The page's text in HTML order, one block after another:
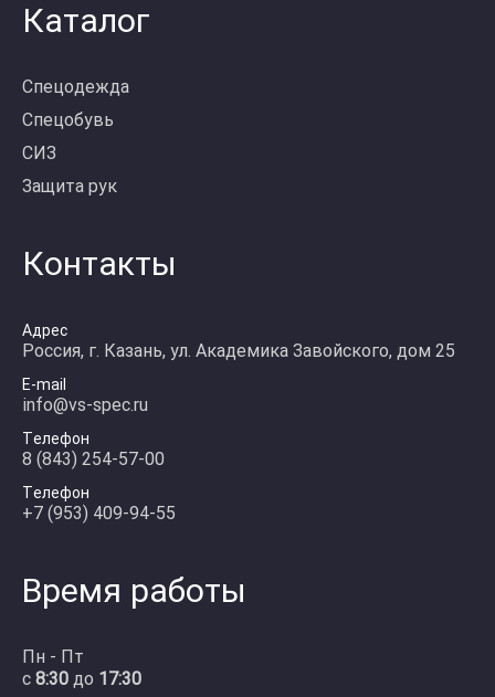
Каталог
Спецодежда
Спецобувь
СИЗ
Защита рук
Контакты
Адрес
Россия, г. Казань, ул. Академика Завойского, дом 25
E-mail
info@vs-spec.ru
Телефон
8 (843) 254-57-00
Телефон
+7 (953) 409-94-55
Время работы
Пн - Пт
с 8:30 до 17:30